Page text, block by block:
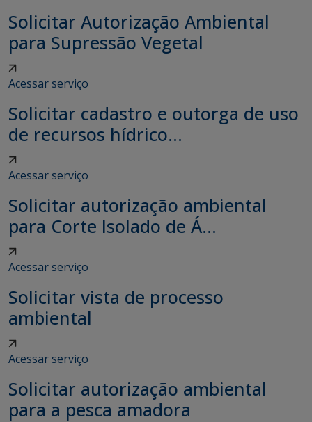
Solicitar Autorização Ambiental
para Supressão Vegetal
Acessar serviço
Solicitar cadastro e outorga de uso
de recursos hídrico...
Acessar serviço
Solicitar autorização ambiental
para Corte Isolado de Á...
Acessar serviço
Solicitar vista de processo
ambiental
Acessar serviço
Solicitar autorização ambiental
para a pesca amadora